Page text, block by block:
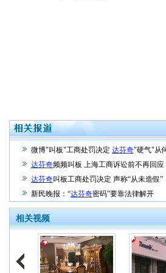
微博"叫板"工商处罚决定 达芬奇"硬气"从
达芬奇频频叫板 上海工商诉讼前不再回应
达芬奇叫板工商处罚决定 声称“从未造假”
新民晚报：“达芬奇密码”要靠法律解开
相关视频